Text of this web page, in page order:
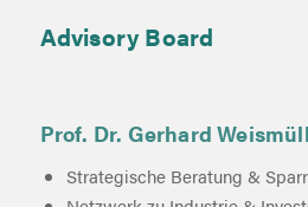
Advisory Board
Prof. Dr. Gerhard
Strategische Beratung &